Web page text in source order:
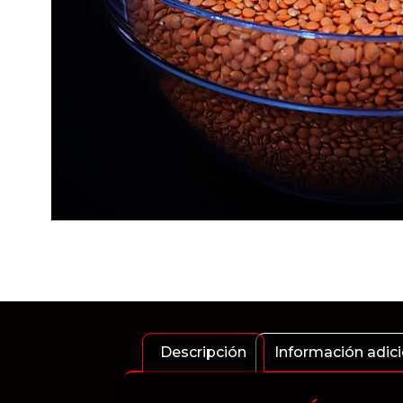
Descripción Información